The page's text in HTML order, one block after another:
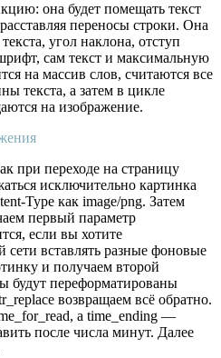
она будет помещать текст
переносы строки. Она
угол наклона, отступ
сам текст и максимальную
на массив слов, считаются все
текста, а затем в цикле
на изображение.
при переходе на страницу
исключительно картинка
Type как image/png. Затем
первый параметр
если вы хотите
сети вставлять разные фоновые
и получаем второй
будут переформатированы
возвращаем всё обратно.
а time_ending —
после числа минут. Далее